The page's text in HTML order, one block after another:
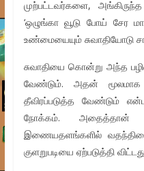
முற்பட்டவர்களை,
‘ஒழுங்கா வூடு போய் சேர
உண்மையையும் சுவாதியோடு
சுவாதியை கொன்று அந்த
வேண்டும். அதன் மூலமாக
தீவிரப்படுத்த வேண்டும்
நோக்கம். அதைத்தான்
இணையதளங்களில்
குளறுபடியை ஏற்படுத்தி